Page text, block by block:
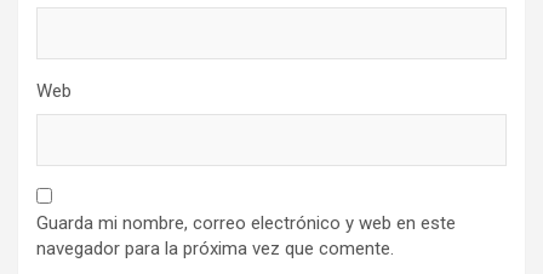
Web
Guarda mi nombre, correo electrónico y web en este
navegador para la próxima vez que comente.